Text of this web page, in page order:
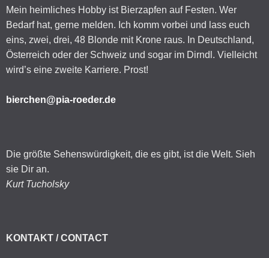
Mein heimliches Hobby ist Bierzapfen auf Festen. Wer
Bedarf hat, gerne melden. Ich komm vorbei und lass euch
eins, zwei, drei, 48 Blonde mit Krone raus. In Deutschland,
Österreich oder der Schweiz und sogar im Dirndl. Vielleicht
wird’s eine zweite Karriere. Prost!
bierchen@pia-roeder.de
Die größte Sehenswürdigkeit, die es gibt, ist die Welt. Sieh
sie Dir an.
Kurt Tucholsky
KONTAKT / CONTACT